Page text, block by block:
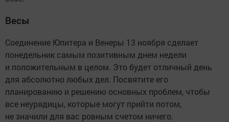
Весы
Соединение Юпитера и Венеры 13 ноября сделает
понедельник самым позитивным днем недели
и положительным в целом. Это будет отличный день
для абсолютно любых дел. Посвятите его
планированию и решению основных проблем, чтобы
все неурядицы, которые могут прийти потом,
не значили для вас ровным счетом ничего.